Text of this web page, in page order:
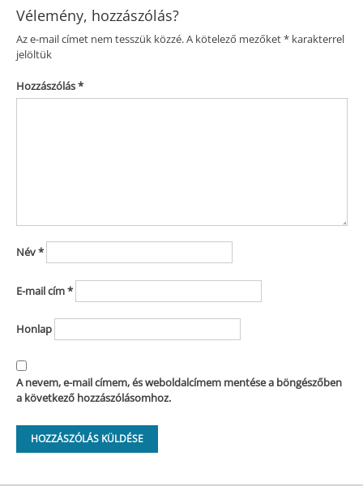
Vélemény, hozzászólás?
Az e-mail címet nem tesszük közzé.A kötelező mezőket*karakterrel
jelöltük
Hozzászólás*
Név*
E-mail cím*
Honlap
A nevem, e-mail címem, és weboldalcímem mentése a böngészőben
a következő hozzászólásomhoz.